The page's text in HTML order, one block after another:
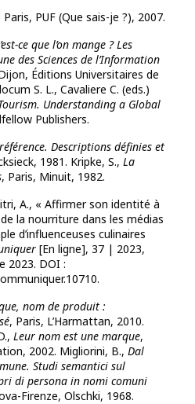
Paris, PUF (Que sais-je ?), 2007.
ce que l’on mange ? Les
des Sciences de l’Information
Éditions Universitaires de
S. L., Cavaliere C. (eds.)
Understanding a Global
Publishers.
Descriptions définies et
1981. Kripke, S., La
, Paris, Minuit, 1982.
A., « Affirmer son identité à
la nourriture dans les médias
d’influenceuses culinaires
[En ligne], 37 | 2023,
2023. DOI :
nom de produit :
, Paris, L’Harmattan, 2010.
Leur nom est une marque,
2002. Migliorini, B., Dal
Studi semantici sul
di persona in nomi comuni
Firenze, Olschki, 1968.